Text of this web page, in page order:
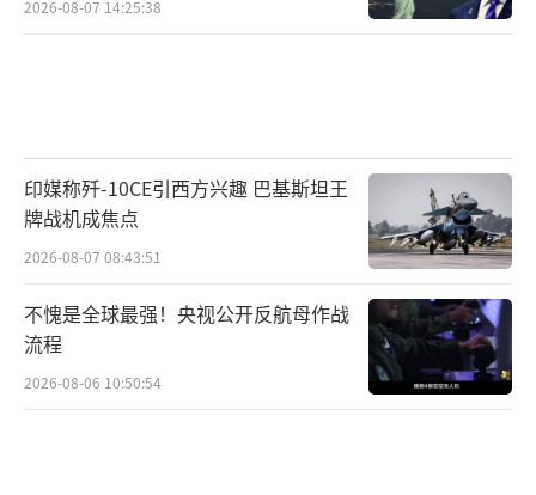
2026-08-07 14:25:38
印媒称歼-10CE引西方兴趣 巴基斯坦王
牌战机成焦点
2026-08-07 08:43:51
不愧是全球最强！央视公开反航母作战
流程
2026-08-06 10:50:54